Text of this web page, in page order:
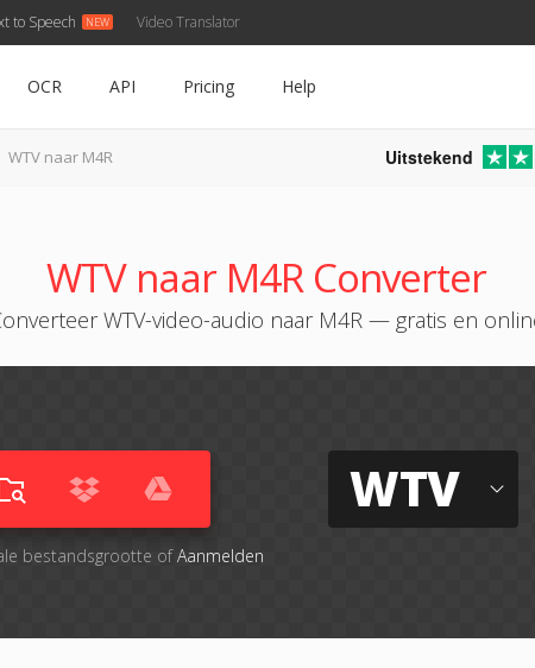
to Speech Video Translator
OCR API Pricing Help
WTV naar M4R Uitstekend
WTV naar M4R Converter
WTV-video-audio naar M4R — gratis en
bestandsgrootte ofAanmelden
WTV